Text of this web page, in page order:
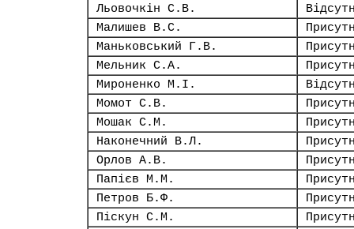
Льовочкін С.В.
Малишев В.С.
Маньковський Г.В.
Мельник С.А.
Мироненко М.І.
Момот С.В.
Мошак С.М.
Наконечний В.Л.
Орлов А.В.
Папієв М.М.
Петров Б.Ф.
Піскун С.М.